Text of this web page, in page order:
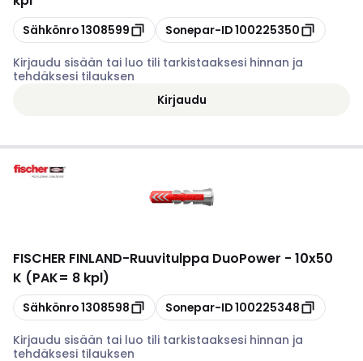
Kopioi
Sähkönro1308599 Kopioi
Sonepar-ID100225350
Kirjaudu sisään tai luo tili tarkistaaksesi hinnan ja
tehdäksesi tilauksen
Kirjaudu
FISCHER FINLAND-Ruuvitulppa DuoPower - 10x50
K (PAK= 8 kpl)
Kopioi
Sähkönro1308598 Kopioi
Sonepar-ID100225348
Kirjaudu sisään tai luo tili tarkistaaksesi hinnan ja
tehdäksesi tilauksen